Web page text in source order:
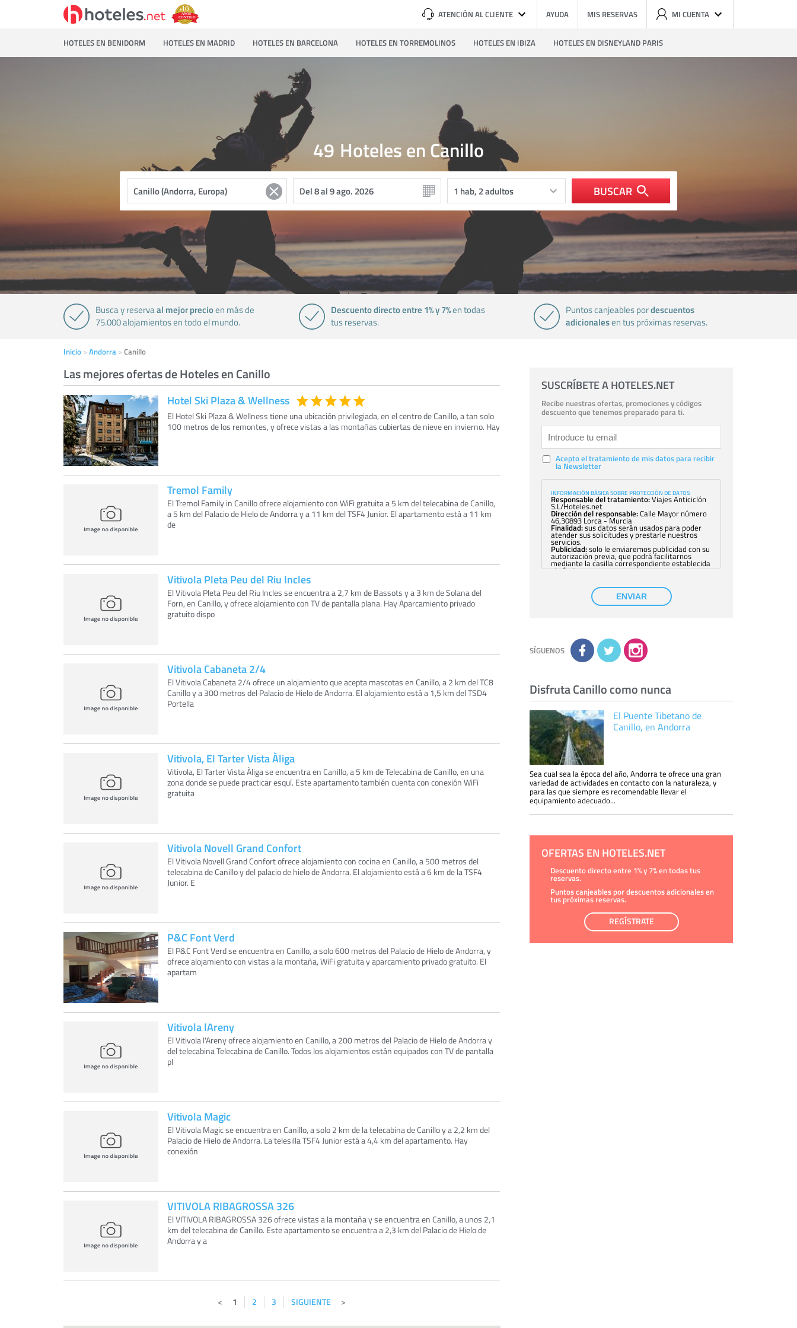
ATENCIÓN AL CLIENTE AYUDA MIS RESERVAS MI CUENTA
HOTELES EN BENIDORM HOTELES EN MADRID HOTELES EN BARCELONA HOTELES EN TORREMOLINOS HOTELES EN IBIZA HOTELES EN DISNEYLAND PARIS
Hoteles en Canillo
49
BUSCAR
Busca y reservaal mejor precioen más de
75.000 alojamientos en todo el mundo.
Descuento directo entre 1% y 7%en todas
tus reservas.
Puntos canjeables pordescuentos
adicionalesen tus próximas reservas.
Inicio Andorra Canillo
Las mejores ofertas de Hoteles en Canillo
Hotel Ski Plaza & Wellness
El Hotel Ski Plaza & Wellness tiene una ubicación privilegiada, en el centro de Canillo, a tan solo
100 metros de los remontes, y ofrece vistas a las montañas cubiertas de nieve en invierno. Hay
Tremol Family
El Tremol Family in Canillo ofrece alojamiento con WiFi gratuita a 5 km del telecabina de Canillo,
a 5 km del Palacio de Hielo de Andorra y a 11 km del TSF4 Junior. El apartamento está a 11 km
de
Vitivola Pleta Peu del Riu Incles
El Vitivola Pleta Peu del Riu Incles se encuentra a 2,7 km de Bassots y a 3 km de Solana del
Forn, en Canillo, y ofrece alojamiento con TV de pantalla plana. Hay Aparcamiento privado
gratuito dispo
Vitivola Cabaneta 2/4
El Vitivola Cabaneta 2/4 ofrece un alojamiento que acepta mascotas en Canillo, a 2 km del TC8
Canillo y a 300 metros del Palacio de Hielo de Andorra. El alojamiento está a 1,5 km del TSD4
Portella
Vitivola, El Tarter Vista Àliga
Vitivola, El Tarter Vista Àliga se encuentra en Canillo, a 5 km de Telecabina de Canillo, en una
zona donde se puede practicar esquí. Este apartamento también cuenta con conexión WiFi
gratuita
Vitivola Novell Grand Confort
El Vitivola Novell Grand Confort ofrece alojamiento con cocina en Canillo, a 500 metros del
telecabina de Canillo y del palacio de hielo de Andorra. El alojamiento está a 6 km de la TSF4
Junior. E
P&C Font Verd
El P&C Font Verd se encuentra en Canillo, a solo 600 metros del Palacio de Hielo de Andorra, y
ofrece alojamiento con vistas a la montaña, WiFi gratuita y aparcamiento privado gratuito. El
apartam
Vitivola lAreny
El Vitivola l'Areny ofrece alojamiento en Canillo, a 200 metros del Palacio de Hielo de Andorra y
del telecabina Telecabina de Canillo. Todos los alojamientos están equipados con TV de pantalla
pl
Vitivola Magic
El Vitivola Magic se encuentra en Canillo, a solo 2 km de la telecabina de Canillo y a 2,2 km del
Palacio de Hielo de Andorra. La telesilla TSF4 Junior está a 4,4 km del apartamento. Hay
conexión
VITIVOLA RIBAGROSSA 326
El VITIVOLA RIBAGROSSA 326 ofrece vistas a la montaña y se encuentra en Canillo, a unos 2,1
km del telecabina de Canillo. Este apartamento se encuentra a 2,3 km del Palacio de Hielo de
Andorra y a
1 2 3 SIGUIENTE
SUSCRÍBETE A HOTELES.NET
Recibe nuestras ofertas, promociones y códigos
descuento que tenemos preparado para ti.
Acepto el tratamiento de mis datos para recibir
la Newsletter
INFORMACIÓN BÁSICA SOBRE PROTECCIÓN DE DATOS
Responsable del tratamiento:Viajes Anticiclón
S.L/Hoteles.net
Dirección del responsable:Calle Mayor número
46,30893 Lorca - Murcia
Finalidad:sus datos serán usados para poder
atender sus solicitudes y prestarle nuestros
servicios.
Publicidad:solo le enviaremos publicidad con su
autorización previa, que podrá facilitarnos
mediante la casilla correspondiente establecida
al efecto.
con su consentimiento previo, que podrá
facilitarnos mediante la casilla correspondiente
establecida al efecto.
Destinatarios:con carácter general, sólo el
Derechos:tiene derecho a saber qué
información tenemos sobre usted, corregirla y
eliminarla, tal y como se explica en la
información adicional disponible en nuestra
la información adicional y detallada sobre cómo
tratamos sus datos en lapolítica de privacidad
ENVIAR
SÍGUENOS
Disfruta Canillo como nunca
El Puente Tibetano de
Canillo, en Andorra
Sea cual sea la época del año, Andorra te ofrece una gran
variedad de actividades en contacto con la naturaleza, y
para las que siempre es recomendable llevar el
equipamiento adecuado...
OFERTAS EN HOTELES.NET
Descuento directo entre 1% y 7% en todas tus
reservas.
Puntos canjeables por descuentos adicionales en
tus próximas reservas.
REGÍSTRATE